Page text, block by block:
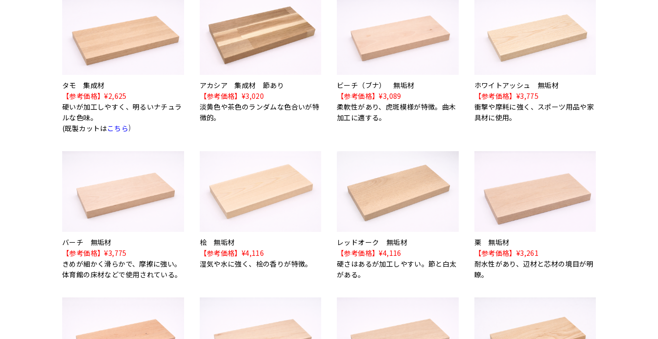
タモ 集成材
【参考価格】¥2,625
硬いが加工しやすく、明るいナチュラ
ルな色味。
(既製カットはこちら)
アカシア 集成材 節あり
【参考価格】¥3,020
淡黄色や茶色のランダムな色合いが特
徴的。
ビーチ（ブナ） 無垢材
【参考価格】¥3,089
柔軟性があり、虎斑模様が特徴。曲木
加工に適する。
ホワイトアッシュ 無垢材
【参考価格】¥3,775
衝撃や摩耗に強く、スポーツ用品や家
具材に使用。
バーチ 無垢材
【参考価格】¥3,775
きめが細かく滑らかで、摩擦に強い。
体育館の床材などで使用されている。
桧 無垢材
【参考価格】¥4,116
湿気や水に強く、桧の香りが特徴。
レッドオーク 無垢材
【参考価格】¥4,116
硬さはあるが加工しやすい。節と白太
がある。
栗 無垢材
【参考価格】¥3,261
耐水性があり、辺材と芯材の境目が明
瞭。